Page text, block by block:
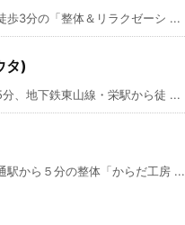
歩3分の「整体＆リラクゼーシ ...
タ)
、地下鉄東山線・栄駅から徒 ...
駅から５分の整体「からだ工房 ...